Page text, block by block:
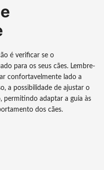
é verificar se o
para os seus cães. Lembre-
confortavelmente lado a
a possibilidade de ajustar o
permitindo adaptar a guia às
dos cães.